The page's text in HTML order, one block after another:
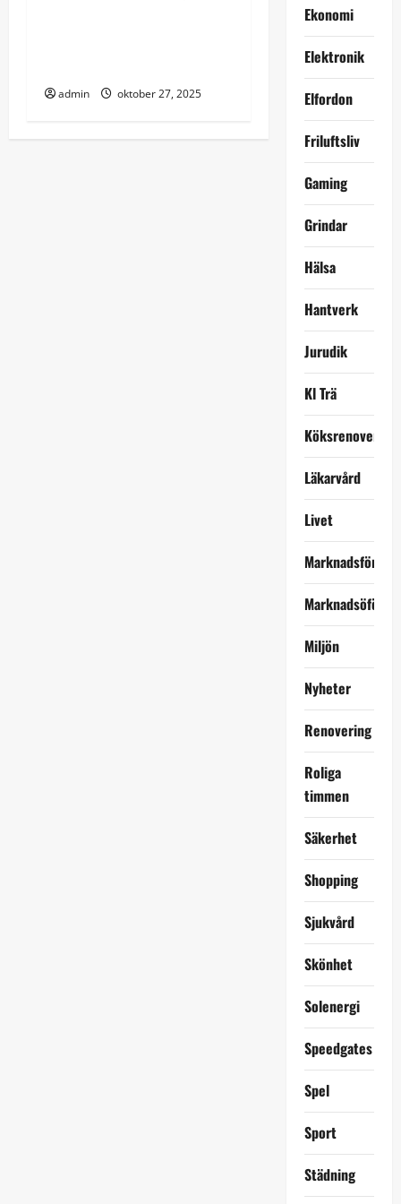
admin oktober 27, 2025
Ekonomi
Elektronik
Elfordon
Friluftsliv
Gaming
Grindar
Hälsa
Hantverk
Jurudik
Kl Trä
Köksrenovering
Läkarvård
Livet
Marknadsföring
Marknadsöföring
Miljön
Nyheter
Renovering
Roliga
timmen
Säkerhet
Shopping
Sjukvård
Skönhet
Solenergi
Speedgates
Spel
Sport
Städning